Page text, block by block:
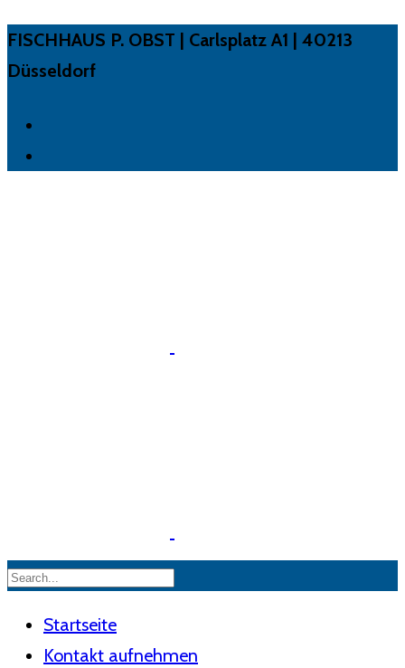
FISCHHAUS P. OBST | Carlsplatz A1 | 40213
Düsseldorf
Startseite
Kontakt aufnehmen